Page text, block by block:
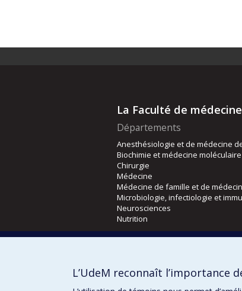
La Faculté de médecine
Départements
Anesthésiologie et de médecine
Biochimie et médecine moléculaire
Chirurgie
Médecine
Médecine de famille et de
Microbiologie, infectiologie et
Neurosciences
Nutrition
Orthophonie et audiologie
L’UdeM reconnaît l’importance